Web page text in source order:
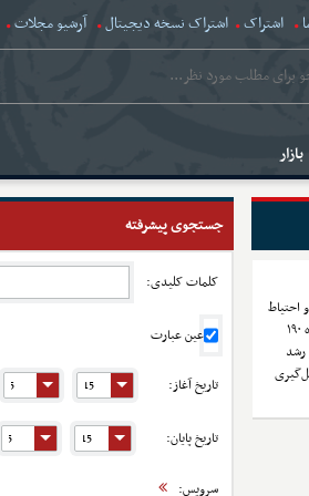
اشتراک اشتراک نسخه دیجیتال آرشیو مجلات
بازار
احتیاط
آغاز شد. اگرچه تنش‌های سیاسی، نوسان نرخ دلار در محدوده ۱۹۰
رشد
جستجوی پیشرفته
کلمات کلیدی:
عین عبارت
تاریخ آغاز:
تاریخ پایان:
سرویس: